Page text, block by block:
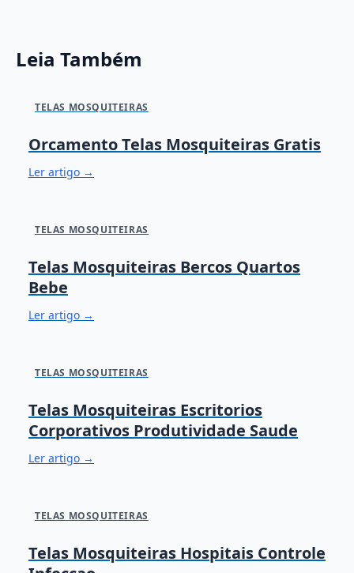
Leia Também
TELAS MOSQUITEIRAS
Orcamento Telas Mosquiteiras Gratis
Ler artigo →
TELAS MOSQUITEIRAS
Telas Mosquiteiras Bercos Quartos
Bebe
Ler artigo →
TELAS MOSQUITEIRAS
Telas Mosquiteiras Escritorios
Corporativos Produtividade Saude
Ler artigo →
TELAS MOSQUITEIRAS
Telas Mosquiteiras Hospitais Controle